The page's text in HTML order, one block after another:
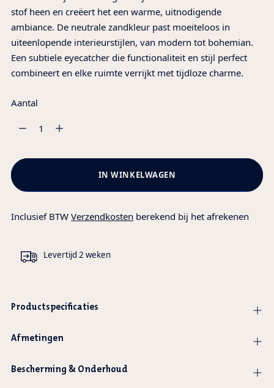
stof heen en creëert het een warme, uitnodigende
ambiance. De neutrale zandkleur past moeiteloos in
uiteenlopende interieurstijlen, van modern tot bohemian.
Een subtiele eyecatcher die functionaliteit en stijl perfect
combineert en elke ruimte verrijkt met tijdloze charme.
Aantal
IN WINKELWAGEN
Inclusief BTW Verzendkosten berekend bij het afrekenen
Levertijd 2 weken
Productspecificaties
Afmetingen
Bescherming & Onderhoud